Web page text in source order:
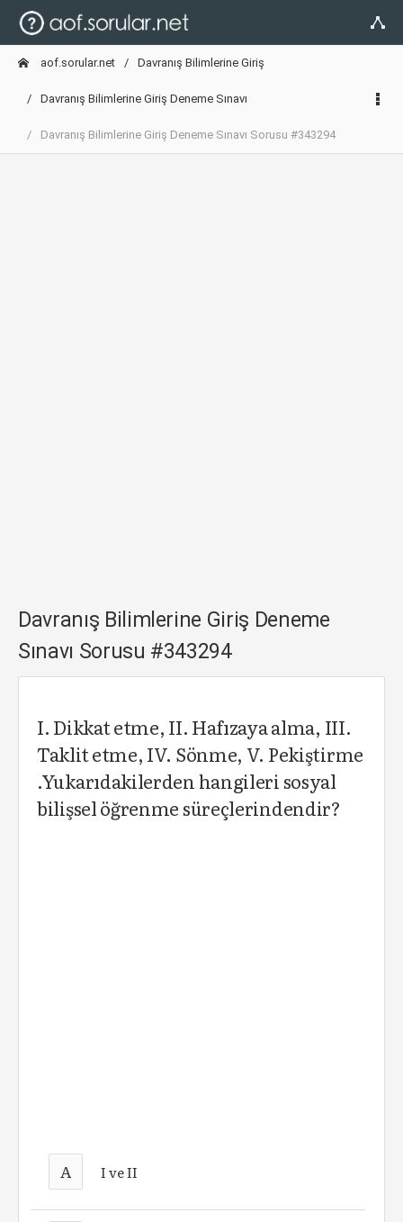
aof.sorular.net Davranış Bilimlerine Giriş
Davranış Bilimlerine Giriş Deneme Sınavı
Davranış Bilimlerine Giriş Deneme Sınavı Sorusu #343294
Davranış Bilimlerine Giriş Deneme
Sınavı Sorusu #343294
I. Dikkat etme, II. Hafızaya alma, III.
Taklit etme, IV. Sönme, V. Pekiştirme
.Yukarıdakilerden hangileri sosyal
bilişsel öğrenme süreçlerindendir?
A I ve II